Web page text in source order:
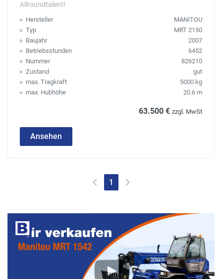
Allroundtalent!
Hersteller
MANITOU
Typ
MRT 2150
Baujahr
2007
Betriebsstunden
6452
Nummer
826210
Zustand
gut
max. Tragkraft
5000 kg
max. Hubhöhe
20.6 m
63.500 € zzgl. MwSt
Ansehen
1